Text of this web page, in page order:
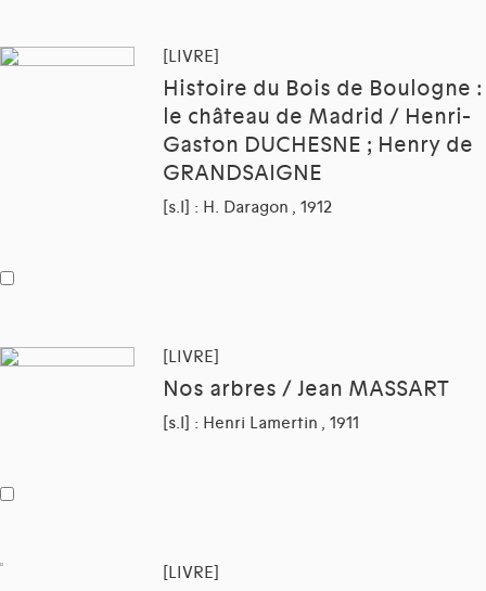
[LIVRE]
Histoire du Bois de Boulogne :
le château de Madrid / Henri-
Gaston DUCHESNE ; Henry de
GRANDSAIGNE
[s.l] : H. Daragon , 1912
[LIVRE]
Nos arbres / Jean MASSART
[s.l] : Henri Lamertin , 1911
[LIVRE]